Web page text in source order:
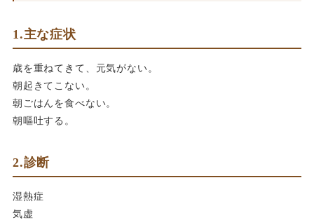
1.主な症状
歳を重ねてきて、元気がない。
朝起きてこない。
朝ごはんを食べない。
朝嘔吐する。
2.診断
湿熱症
気虚